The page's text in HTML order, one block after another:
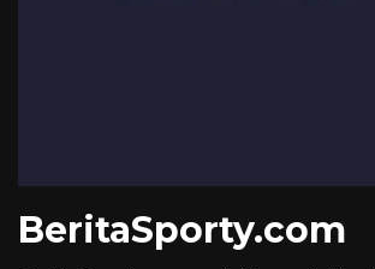
BeritaSporty.com